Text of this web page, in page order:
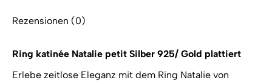
Rezensionen (0)
Ring katinée Natalie petit Silber 925/ Gold plattiert
Erlebe zeitlose Eleganz mit dem Ring Natalie von